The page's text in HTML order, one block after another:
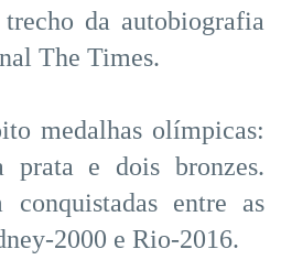
da autobiografia
The Times.
medalhas olímpicas:
prata e dois bronzes.
conquistadas entre as
2000 e Rio-2016.